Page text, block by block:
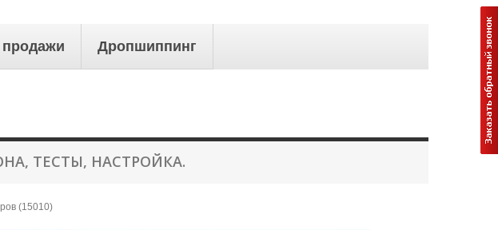
Дропшиппинг
ТЕСТЫ, НАСТРОЙКА.
(15010)